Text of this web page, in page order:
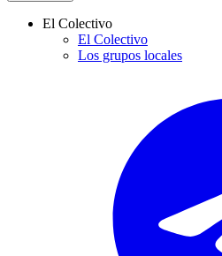
El Colectivo
El Colectivo
Los grupos locales